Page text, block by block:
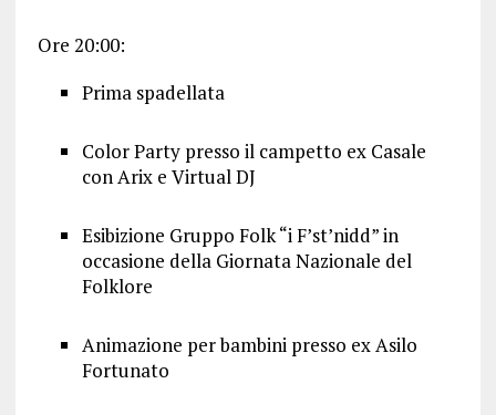
Ore 20:00:
Prima spadellata
Color Party presso il campetto ex Casale
con Arix e Virtual DJ
Esibizione Gruppo Folk “i F’st’nidd” in
occasione della Giornata Nazionale del
Folklore
Animazione per bambini presso ex Asilo
Fortunato